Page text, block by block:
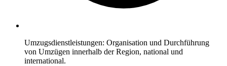
Umzugsdienstleistungen: Organisation und Durchführung
von Umzügen innerhalb der Region, national und
international.